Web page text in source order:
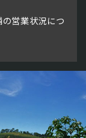
営業状況につ